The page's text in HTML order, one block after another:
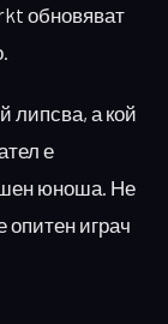
обновяват
липсва, а кой
е
юноша. Не
опитен играч